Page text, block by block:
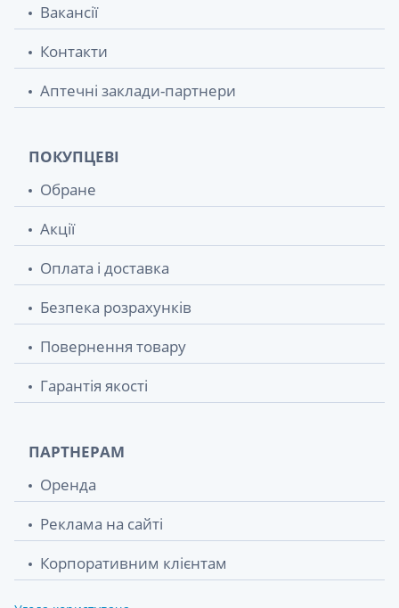
Вакансії
Контакти
Аптечні заклади-партнери
ПОКУПЦЕВІ
Обране
Акції
Оплата і доставка
Безпека розрахунків
Повернення товару
Гарантія якості
ПАРТНЕРАМ
Оренда
Реклама на сайті
Корпоративним клієнтам